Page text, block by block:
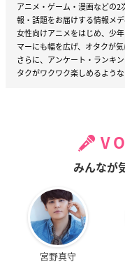
アニメ・ゲーム・漫画などの
報・話題をお届けする情報メデ
女性向けアニメをはじめ、少
マーにも幅を広げ、オタクが
さらに、アンケート・ランキ
タクがワクワク楽しめるよう
みんなが
宮野真守